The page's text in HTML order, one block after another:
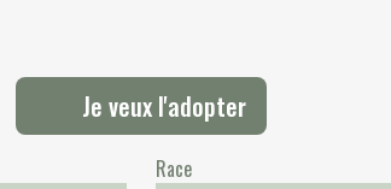
Je veux l'adopter
Race